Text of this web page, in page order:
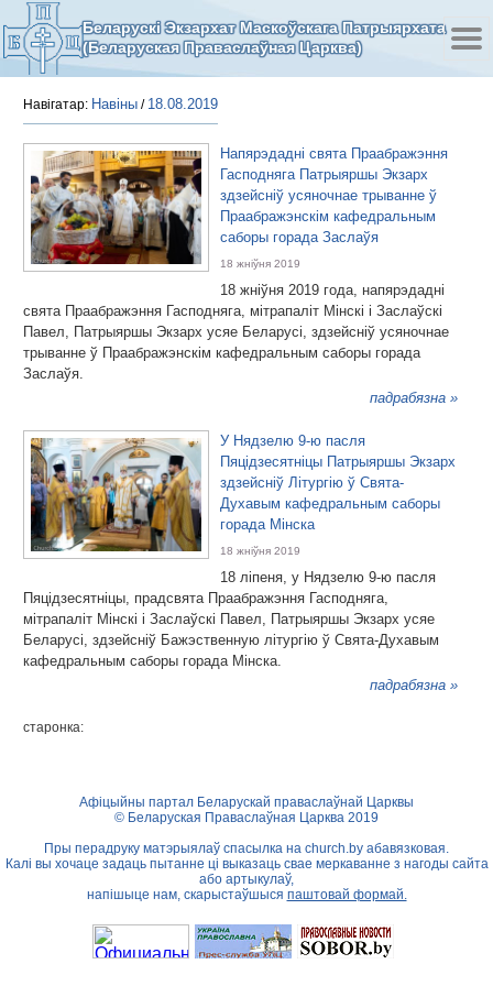
Беларускі Экзархат Маскоўскага Патрыярхата
(Беларуская Праваслаўная Царква)
Навігатар: Навіны / 18.08.2019
Напярэдадні свята Праабражэння
Гасподняга Патрыяршы Экзарх
здзейсніў усяночнае трыванне ў
Праабражэнскім кафедральным
саборы горада Заслаўя
18 жніўня 2019
18 жніўня 2019 года, напярэдадні
свята Праабражэння Гасподняга, мітрапаліт Мінскі і Заслаўскі
Павел, Патрыяршы Экзарх усяе Беларусі, здзейсніў усяночнае
трыванне ў Праабражэнскім кафедральным саборы горада
Заслаўя.
падрабязна »
У Нядзелю 9-ю пасля
Пяцідзесятніцы Патрыяршы Экзарх
здзейсніў Літургію ў Свята-
Духавым кафедральным саборы
горада Мінска
18 жніўня 2019
18 ліпеня, у Нядзелю 9-ю пасля
Пяцідзесятніцы, прадсвята Праабражэння Гасподняга,
мітрапаліт Мінскі і Заслаўскі Павел, Патрыяршы Экзарх усяе
Беларусі, здзейсніў Бажэственную літургію ў Свята-Духавым
кафедральным саборы горада Мінска.
падрабязна »
старонка:
Афіцыйны партал Беларускай праваслаўнай Царквы
© Беларуская Праваслаўная Царква 2019
Пры перадруку матэрыялаў спасылка на church.by абавязковая.
Калі вы хочаце задаць пытанне ці выказаць свае меркаванне з нагоды сайта
або артыкулаў,
напішыце нам, скарыстаўшыся паштовай формай.